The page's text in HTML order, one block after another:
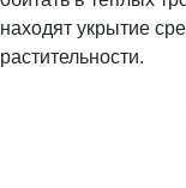
находят укрытие
растительности.